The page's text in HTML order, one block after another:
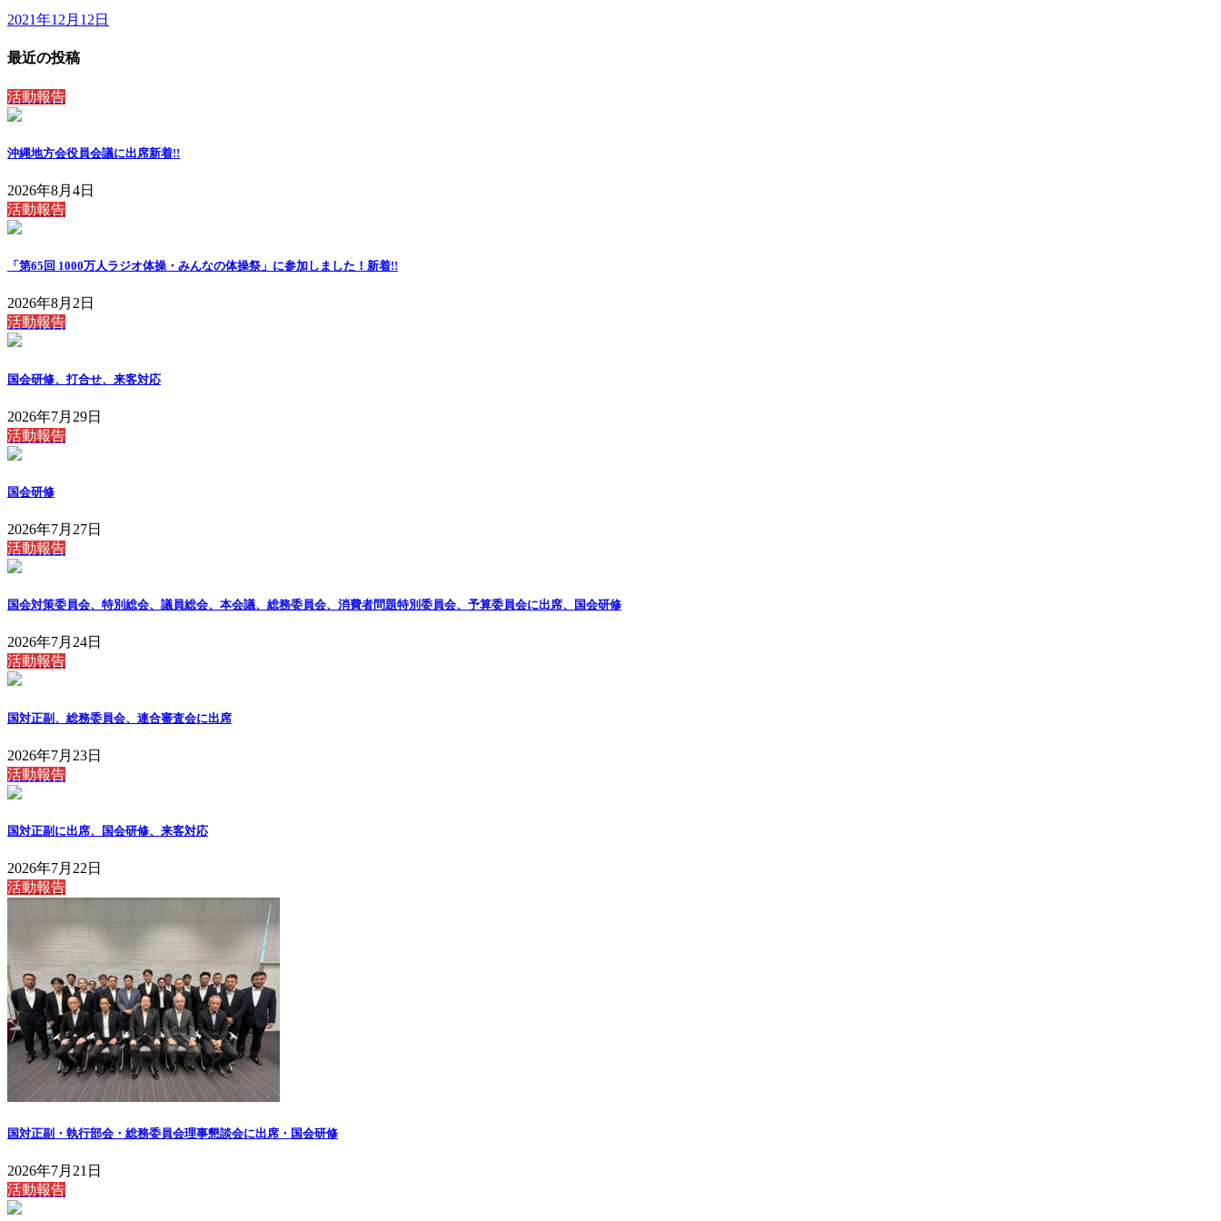
2021年12月12日
最近の投稿
活動報告
沖縄地方会役員会議に出席新着!!
2026年8月4日
活動報告
「第65回 1000万人ラジオ体操・みんなの体操祭」に参加しました！ 新着!!
2026年8月2日
活動報告
国会研修、打合せ、来客対応
2026年7月29日
活動報告
国会研修
2026年7月27日
活動報告
国会対策委員会、特別総会、議員総会、本会議、総務委員会、消費者問題特別委員会、予算委員会に出席、国会研修
2026年7月24日
活動報告
国対正副、総務委員会、連合審査会に出席
2026年7月23日
活動報告
国対正副に出席、国会研修、来客対応
2026年7月22日
活動報告
国対正副・執行部会・総務委員会理事懇談会に出席・国会研修
2026年7月21日
活動報告